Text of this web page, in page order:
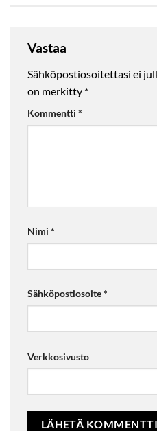
Vastaa
Sähköpostiosoitettasi ei
on merkitty *
Kommentti *
Nimi *
Sähköpostiosoite*
Verkkosivusto